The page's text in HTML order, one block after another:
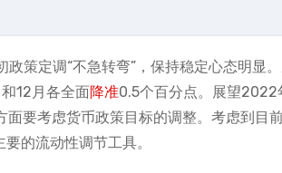
政策定调“不急转弯”，保持稳定心态明显
12月各全面降准0.5个百分点。展望2022
面要考虑货币政策目标的调整。考虑到目
的流动性调节工具。